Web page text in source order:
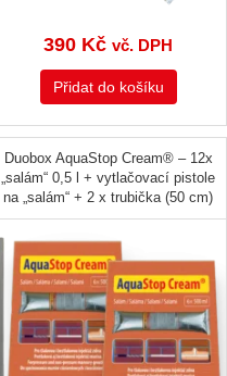
390 Kč vč. DPH
Přidat do košíku
Duobox AquaStop Cream® – 12x
„salám“ 0,5 l + vytlačovací pistole
na „salám“ + 2 x trubička (50 cm)